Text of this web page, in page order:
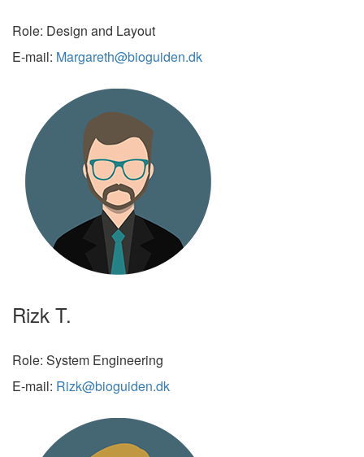
Role: Design and Layout
E-mail: Margareth@bioguiden.dk
Rizk T.
Role: System Engineering
E-mail: Rizk@bioguiden.dk